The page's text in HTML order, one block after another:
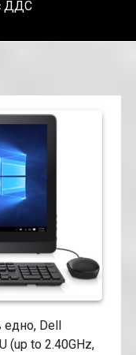
ДДС
Dell
(up to 2.40GHz,